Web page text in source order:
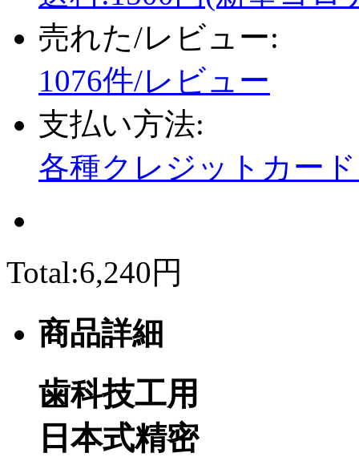
売れた/レビュー:
1076件/レビュー
支払い方法:
各種クレジットカー
Total:6,240円
商品詳細
歯科技工用
日本式精密